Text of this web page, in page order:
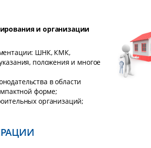
и организации
ШНК, КМК,
положения и многое
в области
форме;
организаций;